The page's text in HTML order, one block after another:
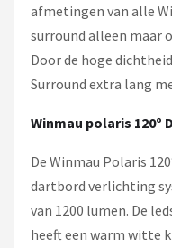
afmetingen van alle
surround alleen maar
Door de hoge
Surround extra lang
Winmau polaris
De Winmau Polaris
dartbord verlichting
van 1200 lumen. De
heeft een warm witte